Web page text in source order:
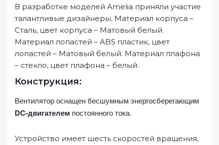
В разработке моделей Amelia приняли участие
талантливые дизайнеры. Материал корпуса –
Сталь, цвет корпуса – Матовый белый.
Материал лопастей – ABS пластик, цвет
лопастей – Матовый белый. Материал плафона
– стекло, цвет плафона – белый.
Конструкция:
Вентилятор оснащен бесшумным энергосберегающим
DC-двигателем постоянного тока.
Устройство имеет шесть скоростей вращения,